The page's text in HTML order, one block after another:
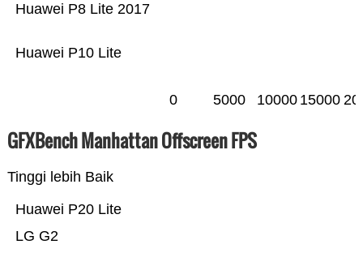
Huawei P10 Lite
Huawei P8 Lite 2017
0 5000 10000 15000
GFXBench Manhattan Offscreen FPS
Tinggi lebih Baik
LG G2
Huawei P20 Lite